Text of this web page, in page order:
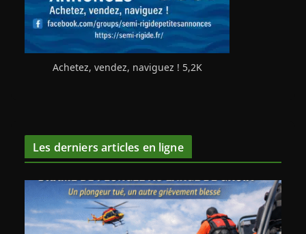
Achetez, vendez, naviguez ! 5,2K
Les derniers articles en ligne